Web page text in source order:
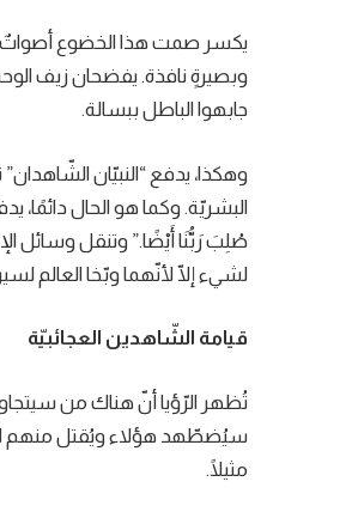
وبصيرةٍ نافذة. يفضحان زيف
جابهوا الباطل ببسالة.
وهكذا، يدفع “النبيّان
البشريّة. وكما هو الحال دائمًا،
صُلِبَ رَبُّنَا أَيْضًا.” وتنقل وسائل
لشيء إلّا لأنّهما وبّخا العالم
قيامة الشّاهدين العجائبيّة
تُظهر الرّؤيا أنّ هناك من
سيُضطّهد هؤلاء ويُقتل منهم
مثيلًا.